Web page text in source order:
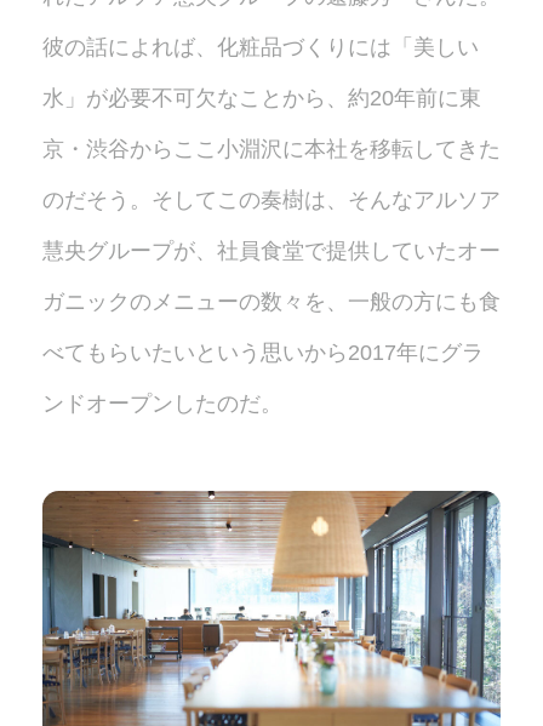
彼の話によれば、化粧品づくりには「美しい
水」が必要不可欠なことから、約20年前に東
京・渋谷からここ小淵沢に本社を移転してきた
のだそう。そしてこの奏樹は、そんなアルソア
慧央グループが、社員食堂で提供していたオー
ガニックのメニューの数々を、一般の方にも食
べてもらいたいという思いから2017年にグラ
ンドオープンしたのだ。